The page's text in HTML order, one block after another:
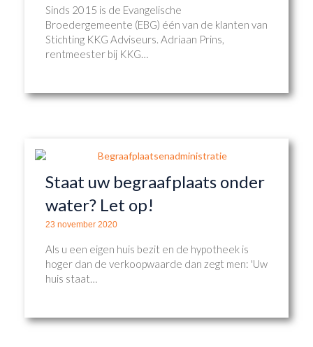
Sinds 2015 is de Evangelische
Broedergemeente (EBG) één van de klanten van
Stichting KKG Adviseurs. Adriaan Prins,
rentmeester bij KKG…
Staat uw begraafplaats onder
water? Let op!
23 november 2020
Als u een eigen huis bezit en de hypotheek is
hoger dan de verkoopwaarde dan zegt men: 'Uw
huis staat…